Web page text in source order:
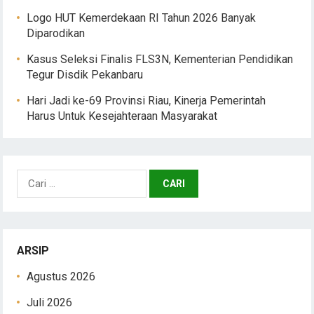
Logo HUT Kemerdekaan RI Tahun 2026 Banyak
Diparodikan
Kasus Seleksi Finalis FLS3N, Kementerian Pendidikan
Tegur Disdik Pekanbaru
Hari Jadi ke-69 Provinsi Riau, Kinerja Pemerintah
Harus Untuk Kesejahteraan Masyarakat
Cari
ARSIP
Agustus 2026
Juli 2026